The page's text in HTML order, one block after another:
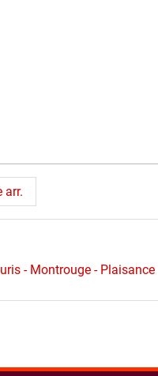
arr.
- Montrouge - Plaisance